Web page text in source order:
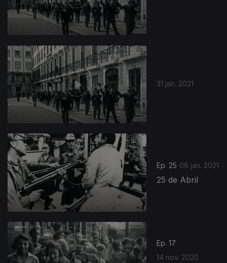
31 jan. 2021
Ep. 25 06 jan. 2021
25 de Abril
Ep. 17
14 nov. 2020